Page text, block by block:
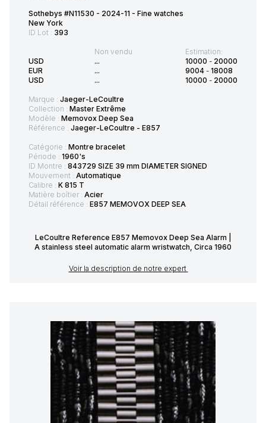
Sothebys #N11530 - 2024-11 - Fine watches
New York
ID Lot : 393
USD
EUR
USD
Non vendu
...
...
...
Estimation:
10000 - 20000
9004 - 18008
10000 - 20000
Marque : Jaeger-LeCoultre
Collection : Master Extrême
Modèle : Memovox Deep Sea
Référence : Jaeger-LeCoultre - E857
Catégorie : Montre bracelet
Période : 1960's
ID Montre : 843729 SIZE 39 mm DIAMETER SIGNED
Mouvement : Automatique
Calibre : K 815 T
Matière boîtier : Acier
Détail référence : E857 MEMOVOX DEEP SEA
LeCoultre Reference E857 Memovox Deep Sea Alarm |
A stainless steel automatic alarm wristwatch, Circa 1960
Voir la description de notre expert